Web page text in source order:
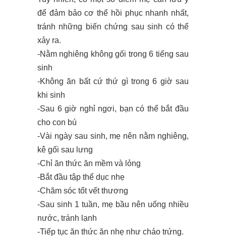
để đảm bảo cơ thể hồi phục nhanh nhất,
tránh những biến chứng sau sinh có thể
xảy ra.
-Nằm nghiêng không gối trong 6 tiếng sau
sinh
-Không ăn bất cứ thứ gì trong 6 giờ sau
khi sinh
-Sau 6 giờ nghỉ ngơi, bạn có thể bắt đầu
cho con bú
-Vài ngày sau sinh, mẹ nên nằm nghiêng,
kê gối sau lưng
-Chỉ ăn thức ăn mềm và lỏng
-Bắt đầu tập thể dục nhẹ
-Chăm sóc tốt vết thương
-Sau sinh 1 tuần, mẹ bầu nên uống nhiều
nước, tránh lạnh
-Tiếp tục ăn thức ăn nhẹ như cháo trứng.